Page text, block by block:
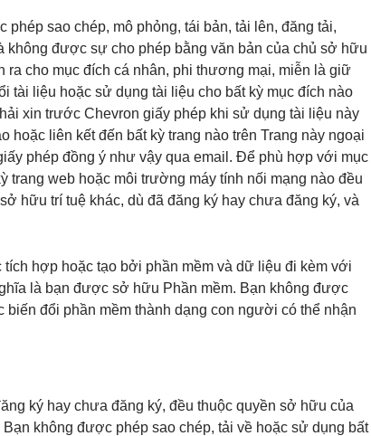
sao chép, mô phỏng, tái bản, tải lên, đăng tải,
được sự cho phép bằng văn bản của chủ sở hữu
ra cho mục đích cá nhân, phi thương mại, miễn là giữ
tài liệu hoặc sử dụng tài liệu cho bất kỳ mục đích nào
xin trước Chevron giấy phép khi sử dụng tài liệu này
hoặc liên kết đến bất kỳ trang nào trên Trang này ngoại
phép đồng ý như vậy qua email. Để phù hợp với mục
trang web hoặc môi trường máy tính nối mạng nào đều
hữu trí tuệ khác, dù đã đăng ký hay chưa đăng ký, và
hợp hoặc tạo bởi phần mềm và dữ liệu đi kèm với
là bạn được sở hữu Phần mềm. Bạn không được
đổi phần mềm thành dạng con người có thể nhận
ký hay chưa đăng ký, đều thuộc quyền sở hữu của
không được phép sao chép, tải về hoặc sử dụng bất